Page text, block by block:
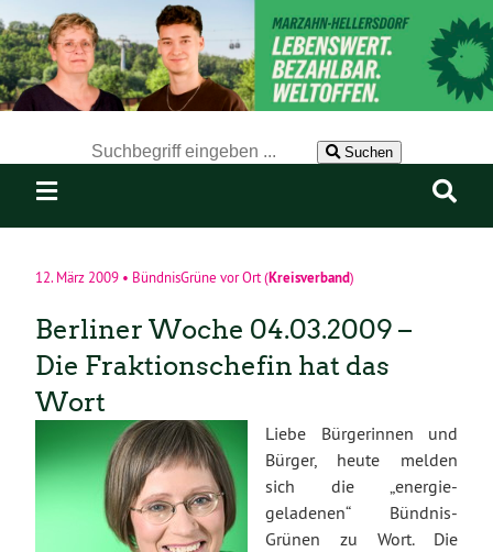
Suchen
12. März 2009 • BündnisGrüne vor Ort(Kreisverband)
Berliner Woche 04.03.2009 –
Die Fraktionschefin hat das
Wort
Liebe Bürgerinnen und
Bürger, heute melden
sich die „energie-
geladenen“ Bündnis-
Grünen zu Wort. Die